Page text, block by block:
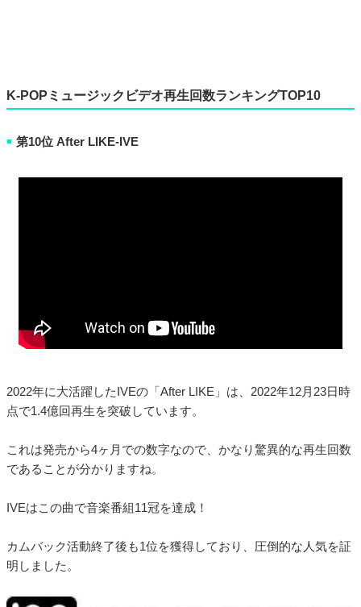
K-POPミュージックビデオ再生回数ランキングTOP10
■ 第10位 After LIKE-IVE
2022年に大活躍したIVEの「After LIKE」は、2022年12月23日時
点で1.4億回再生を突破しています。
これは発売から4ヶ月での数字なので、かなり驚異的な再生回数
であることが分かりますね。
IVEはこの曲で音楽番組11冠を達成！
カムバック活動終了後も1位を獲得しており、圧倒的な人気を証
明しました。